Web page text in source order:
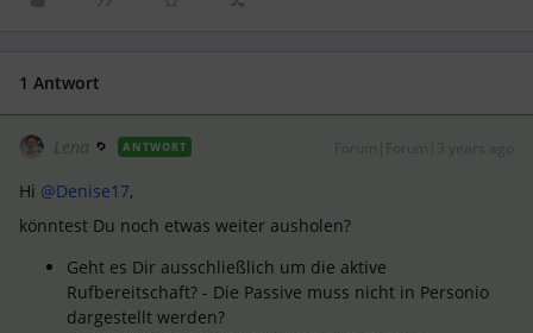
1 Antwort
Lena ANTWORT
Hi @Denise17,
könntest Du noch etwas weiter ausholen?
Geht es Dir ausschließlich um die aktive
Rufbereitschaft? - Die Passive muss nicht in Personio
dargestellt werden?